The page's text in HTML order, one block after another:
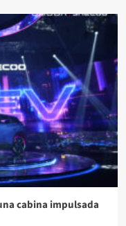
cabina impulsada